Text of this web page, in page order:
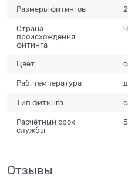
Размеры фитингов
Страна
происхождения
фитинга
Цвет
Раб. температура
Тип фитинга
Расчётный срок
службы
Отзывы